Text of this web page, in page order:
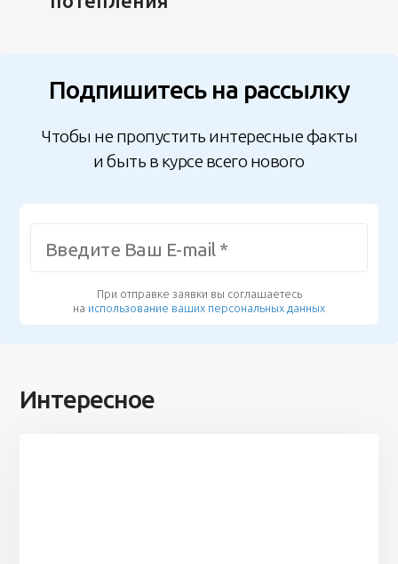
Подпишитесь на рассылку
Чтобы не пропустить интересные факты
и быть в курсе всего нового
При отправке заявки вы соглашаетесь
на использование ваших персональных данных
Интересное